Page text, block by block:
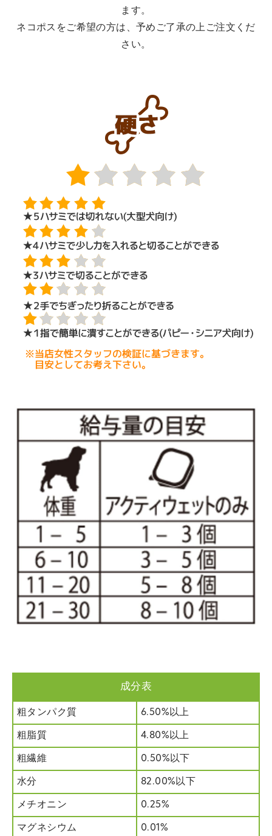
ます。
ネコポスをご希望の方は、予めご了承の上ご注文くだ
さい。
成分表
粗タンパク質 6.50%以上
粗脂質 4.80%以上
粗繊維 0.50%以下
水分 82.00%以下
メチオニン 0.25%
マグネシウム 0.01%